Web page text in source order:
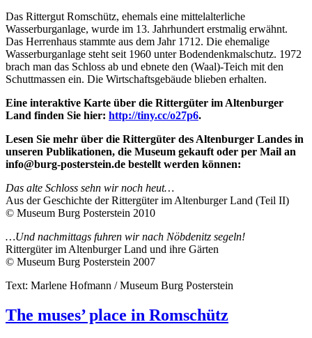
Das Rittergut Romschütz, ehemals eine mittelalterliche
Wasserburganlage, wurde im 13. Jahrhundert erstmalig erwähnt.
Das Herrenhaus stammte aus dem Jahr 1712. Die ehemalige
Wasserburganlage steht seit 1960 unter Bodendenkmalschutz. 1972
brach man das Schloss ab und ebnete den (Waal)-Teich mit den
Schuttmassen ein. Die Wirtschaftsgebäude blieben erhalten.
Eine interaktive Karte über die Rittergüter im Altenburger
Land finden Sie hier: http://tiny.cc/o27p6.
Lesen Sie mehr über die Rittergüter des Altenburger Landes in
unseren Publikationen, die Museum gekauft oder per Mail an
info@burg-posterstein.de bestellt werden können:
Das alte Schloss sehn wir noch heut…
Aus der Geschichte der Rittergüter im Altenburger Land (Teil II)
© Museum Burg Posterstein 2010
…Und nachmittags fuhren wir nach Nöbdenitz segeln!
Rittergüter im Altenburger Land und ihre Gärten
© Museum Burg Posterstein 2007
Text: Marlene Hofmann / Museum Burg Posterstein
The muses’ place in Romschütz